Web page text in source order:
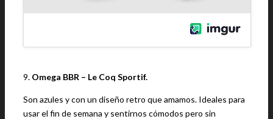
9. Omega BBR – Le Coq Sportif.
Son azules y con un diseño retro que amamos. Ideales para
usar el fin de semana y sentirnos cómodos pero sin